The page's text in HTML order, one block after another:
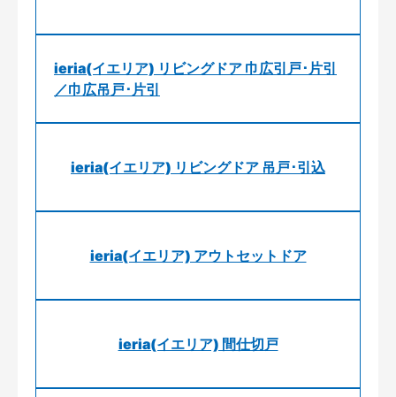
ieria(イエリア) リビングドア 巾広引戸･片引
／巾広吊戸･片引
ieria(イエリア) リビングドア 吊戸･引込
ieria(イエリア) アウトセットドア
ieria(イエリア) 間仕切戸